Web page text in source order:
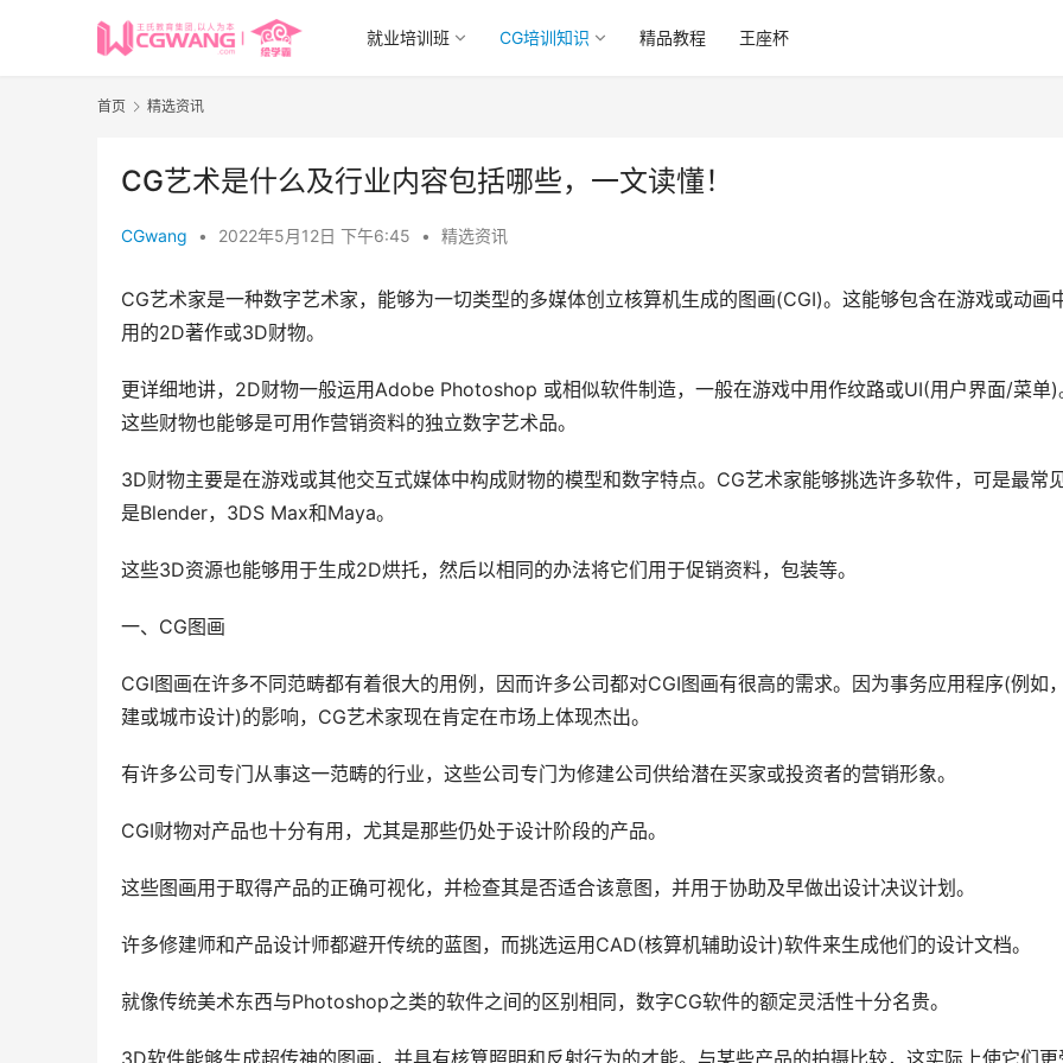
就业培训班 CG培训知识 精品教程 王座杯
首页 精选资讯
CG艺术是什么及行业内容包括哪些，一文读懂！
CGwang • 2022年5月12日 下午6:45 • 精选资讯
CG艺术家是一种数字艺术家，能够为一切类型的多媒体创立核算机生成的图画(CGI)。这能够包含在游戏或动画
用的2D著作或3D财物。
更详细地讲，2D财物一般运用Adobe Photoshop 或相似软件制造，一般在游戏中用作纹路或UI(用户界面/菜单)
这些财物也能够是可用作营销资料的独立数字艺术品。
3D财物主要是在游戏或其他交互式媒体中构成财物的模型和数字特点。CG艺术家能够挑选许多软件，可是最常
是Blender，3DS Max和Maya。
这些3D资源也能够用于生成2D烘托，然后以相同的办法将它们用于促销资料，包装等。
一、CG图画
CGI图画在许多不同范畴都有着很大的用例，因而许多公司都对CGI图画有很高的需求。因为事务应用程序(例如
建或城市设计)的影响，CG艺术家现在肯定在市场上体现杰出。
有许多公司专门从事这一范畴的行业，这些公司专门为修建公司供给潜在买家或投资者的营销形象。
CGI财物对产品也十分有用，尤其是那些仍处于设计阶段的产品。
这些图画用于取得产品的正确可视化，并检查其是否适合该意图，并用于协助及早做出设计决议计划。
许多修建师和产品设计师都避开传统的蓝图，而挑选运用CAD(核算机辅助设计)软件来生成他们的设计文档。
就像传统美术东西与Photoshop之类的软件之间的区别相同，数字CG软件的额定灵活性十分名贵。